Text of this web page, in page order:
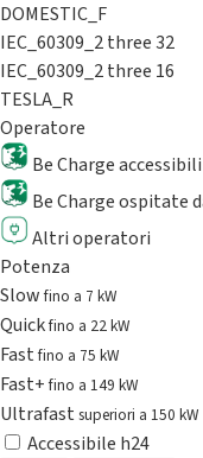
DOMESTIC_F
IEC_60309_2 three 32
IEC_60309_2 three 16
TESLA_R
Operatore
Be Charge
Be Charge ospitate
Altri operatori
Potenza
Slowfino a 7 kW
Quickfino a 22 kW
Fastfino a 75 kW
Fast+fino a 149 kW
Ultrafast superiori a 150 kW
Accessibile h24